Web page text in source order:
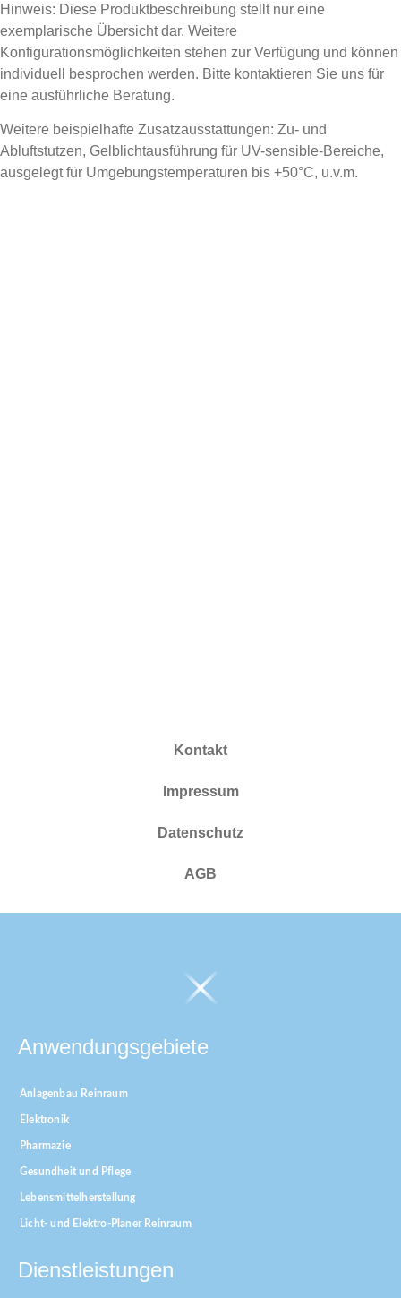
Hinweis: Diese Produktbeschreibung stellt nur eine
exemplarische Übersicht dar. Weitere
Konfigurationsmöglichkeiten stehen zur Verfügung und können
individuell besprochen werden. Bitte kontaktieren Sie uns für
eine ausführliche Beratung.
Weitere beispielhafte Zusatzausstattungen: Zu- und
Abluftstutzen, Gelblichtausführung für UV-sensible-Bereiche,
ausgelegt für Umgebungstemperaturen bis +50°C, u.v.m.
Kontakt
Impressum
Datenschutz
AGB
Anwendungsgebiete
Anlagenbau Reinraum
Elektronik
Pharmazie
Gesundheit und Pflege
Lebensmittelherstellung
Licht- und Elektro-Planer Reinraum
Dienstleistungen